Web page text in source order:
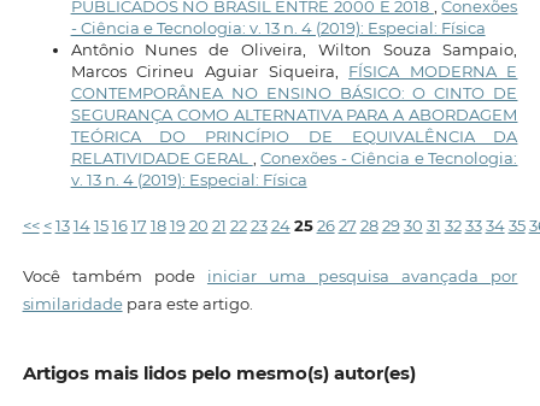
PUBLICADOS NO BRASIL ENTRE 2000 E 2018
,Conexões
- Ciência e Tecnologia: v. 13 n. 4 (2019): Especial: Física
Antônio Nunes de Oliveira, Wilton Souza Sampaio,
Marcos Cirineu Aguiar Siqueira, FÍSICA MODERNA E
CONTEMPORÂNEA NO ENSINO BÁSICO: O CINTO DE
SEGURANÇA COMO ALTERNATIVA PARA A ABORDAGEM
TEÓRICA DO PRINCÍPIO DE EQUIVALÊNCIA DA
RELATIVIDADE GERAL
,Conexões - Ciência e Tecnologia:
v. 13 n. 4 (2019): Especial: Física
<< < 13 14 15 16 17 18 19 20 21 22 23 24 25 26 27 28 29 30 31 32 33 34 35
Você também pode iniciar uma pesquisa avançada por
similaridadepara este artigo.
Artigos mais lidos pelo mesmo(s) autor(es)